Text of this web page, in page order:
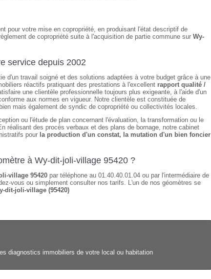
pour votre mise en copropriété, en produisant l'état descriptif de
de copropriété suite à l'acquisition de partie commune sur Wy-
service depuis 2002
d'un travail soigné et des solutions adaptées à votre budget grâce à une
réactifs pratiquant des prestations à l'excellent rapport qualité /
une clientèle professionnelle toujours plus exigeante, à l'aide d'un
aux normes en vigueur. Notre clientèle est constituée de
mais également de syndic de copropriété ou collectivités locales.
ou l'étude de plan concernant l'évaluation, la transformation ou le
réalisant des procès verbaux et des plans de bornage, notre cabinet
pour la production d'un constat, la mutation d'un bien foncier
à Wy-dit-joli-village 95420 ?
village 95420 par téléphone au 01.40.40.01.04 ou par l'intermédiaire de
vous ou simplement consulter nos tarifs. L'un de nos géomètres se
dit-joli-village (95420)
diagnostics immobiliers de votre local ou habitation